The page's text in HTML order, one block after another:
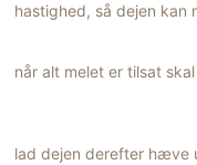
hastighed, så dejen
når alt melet er tilsat
lad dejen derefter hæve